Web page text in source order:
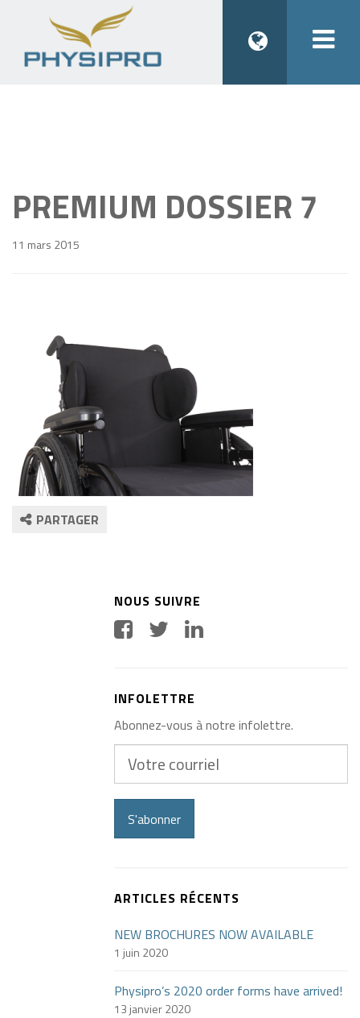
PREMIUM DOSSIER 7
11 mars 2015
PARTAGER
NOUS SUIVRE
INFOLETTRE
Abonnez-vous à notre infolettre.
courriel
S'abonner
ARTICLES RÉCENTS
NEW BROCHURES NOW AVAILABLE
1 juin 2020
Physipro’s 2020 order forms have arrived!
13 janvier 2020